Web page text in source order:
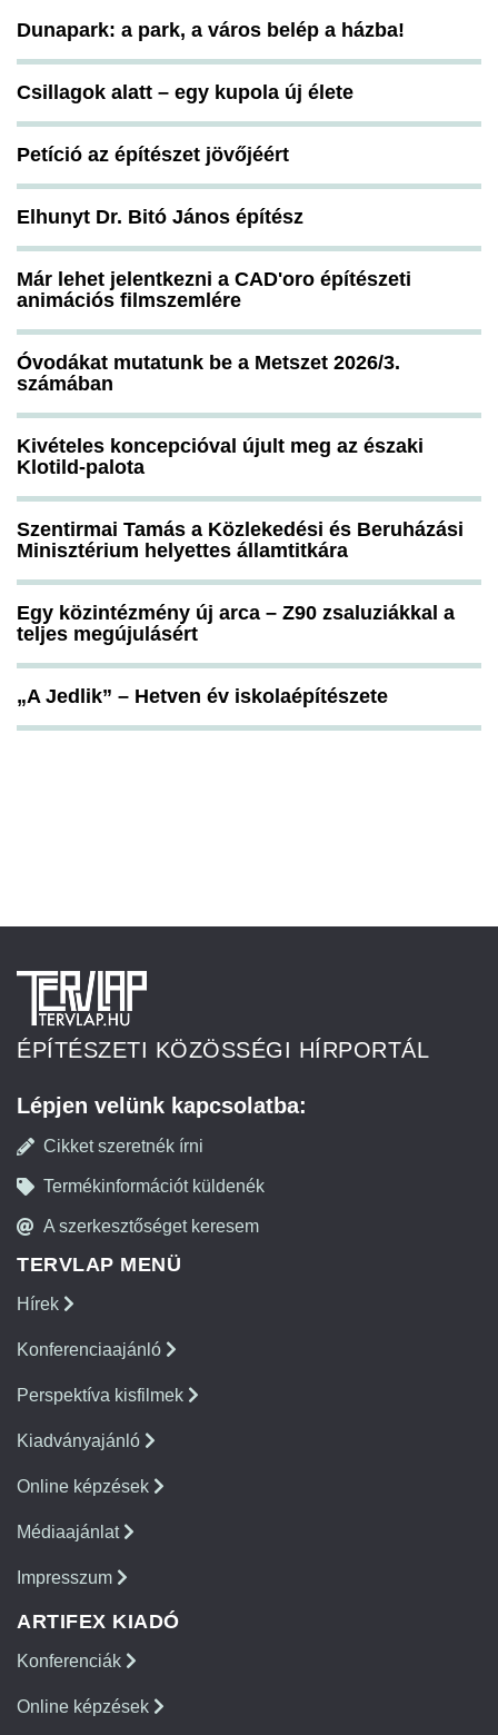
Dunapark: a park, a város belép a házba!
Csillagok alatt – egy kupola új élete
Petíció az építészet jövőjéért
Elhunyt Dr. Bitó János építész
Már lehet jelentkezni a CAD'oro építészeti
animációs filmszemlére
Óvodákat mutatunk be a Metszet 2026/3.
számában
Kivételes koncepcióval újult meg az északi
Klotild-palota
Szentirmai Tamás a Közlekedési és Beruházási
Minisztérium helyettes államtitkára
Egy közintézmény új arca – Z90 zsaluziákkal a
teljes megújulásért
„A Jedlik” – Hetven év iskolaépítészete
ÉPÍTÉSZETI KÖZÖSSÉGI HÍRPORTÁL
Lépjen velünk kapcsolatba:
Cikket szeretnék írni
Termékinformációt küldenék
A szerkesztőséget keresem
TERVLAP MENÜ
Hírek
Konferenciaajánló
Perspektíva kisfilmek
Kiadványajánló
Online képzések
Médiaajánlat
Impresszum
ARTIFEX KIADÓ
Konferenciák
Online képzések